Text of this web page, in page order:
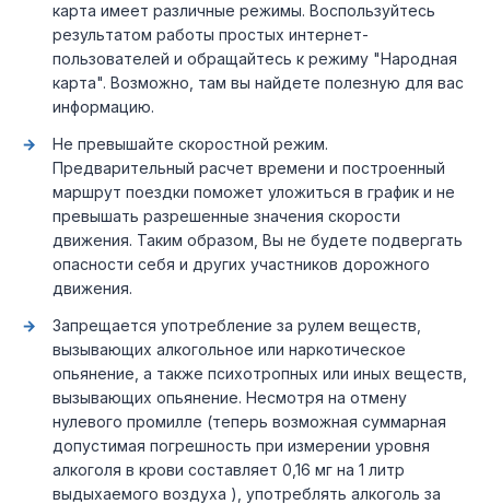
карта имеет различные режимы. Воспользуйтесь
результатом работы простых интернет-
пользователей и обращайтесь к режиму "Народная
карта". Возможно, там вы найдете полезную для вас
информацию.
Не превышайте скоростной режим.
Предварительный расчет времени и построенный
маршрут поездки поможет уложиться в график и не
превышать разрешенные значения скорости
движения. Таким образом, Вы не будете подвергать
опасности себя и других участников дорожного
движения.
Запрещается употребление за рулем веществ,
вызывающих алкогольное или наркотическое
опьянение, а также психотропных или иных веществ,
вызывающих опьянение. Несмотря на отмену
нулевого промилле (теперь возможная суммарная
допустимая погрешность при измерении уровня
алкоголя в крови составляет 0,16 мг на 1 литр
выдыхаемого воздуха ), употреблять алкоголь за